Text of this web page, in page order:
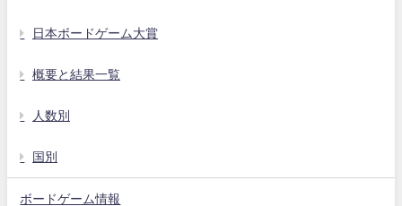
日本ボードゲーム大賞
概要と結果一覧
人数別
国別
ボードゲーム情報